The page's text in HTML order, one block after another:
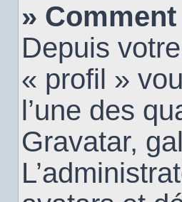
»
Depuis
« profil »
l’une des
Gravatar,